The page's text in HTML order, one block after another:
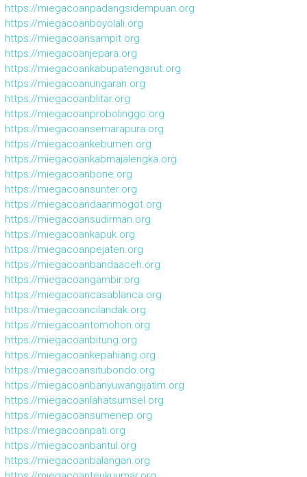
https://miegacoanpadangsidempuan.org
https://miegacoanboyolali.org
https://miegacoansampit.org
https://miegacoanjepara.org
https://miegacoankabupatengarut.org
https://miegacoanungaran.org
https://miegacoanblitar.org
https://miegacoanprobolinggo.org
https://miegacoansemarapura.org
https://miegacoankebumen.org
https://miegacoankabmajalengka.org
https://miegacoanbone.org
https://miegacoansunter.org
https://miegacoandaanmogot.org
https://miegacoansudirman.org
https://miegacoankapuk.org
https://miegacoanpejaten.org
https://miegacoanbandaaceh.org
https://miegacoangambir.org
https://miegacoancasablanca.org
https://miegacoancilandak.org
https://miegacoantomohon.org
https://miegacoanbitung.org
https://miegacoankepahiang.org
https://miegacoansitubondo.org
https://miegacoanbanyuwangijatim.org
https://miegacoanlahatsumsel.org
https://miegacoansumenep.org
https://miegacoanpati.org
https://miegacoanbantul.org
https://miegacoanbalangan.org